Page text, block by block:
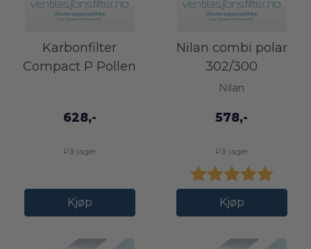
Karbonfilter
Compact P Pollen
628,-
På lager
Kjøp
Nilan combi polar
302/300
pollenfiltersett
Nilan
578,-
På lager
Karakter: 5.0 av
Kjøp